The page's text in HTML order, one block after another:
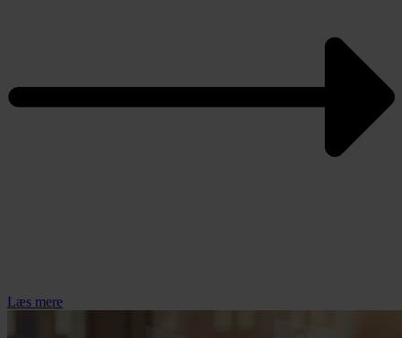
Læs mere